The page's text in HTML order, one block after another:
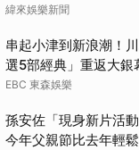
緯來娛樂新聞
串起小津到新浪潮！
選5部經典」重返大銀
EBC 東森娛樂
孫安佐「現身新片活
今年父親節比去年輕鬆